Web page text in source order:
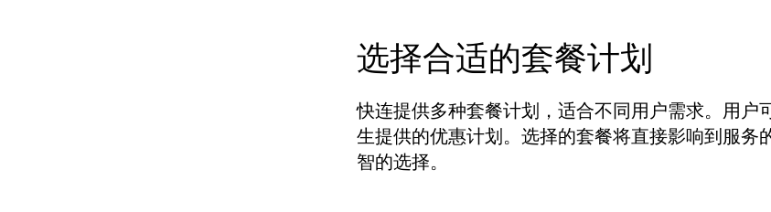
选择合适的套餐计划
快连提供多种套餐计划，适合不同用户需求。用
生提供的优惠计划。选择的套餐将直接影响到服
智的选择。